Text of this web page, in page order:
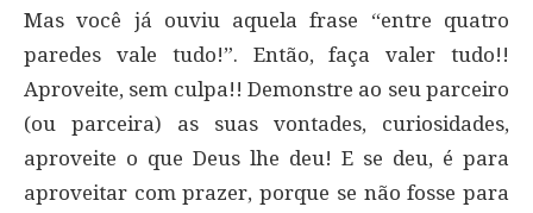
Mas você já ouviu aquela frase “entre quatro
paredes vale tudo!”. Então, faça valer tudo!!
Aproveite, sem culpa!! Demonstre ao seu parceiro
(ou parceira) as suas vontades, curiosidades,
aproveite o que Deus lhe deu! E se deu, é para
aproveitar com prazer, porque se não fosse para